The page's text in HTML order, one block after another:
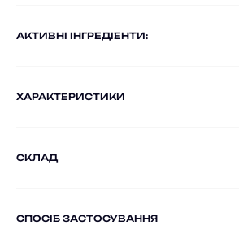
AКТИВНІ ІНГРЕДІЕНТИ:
ХАРАКТЕРИСТИКИ
СКЛАД
СПОСІБ ЗАСТОСУВАННЯ